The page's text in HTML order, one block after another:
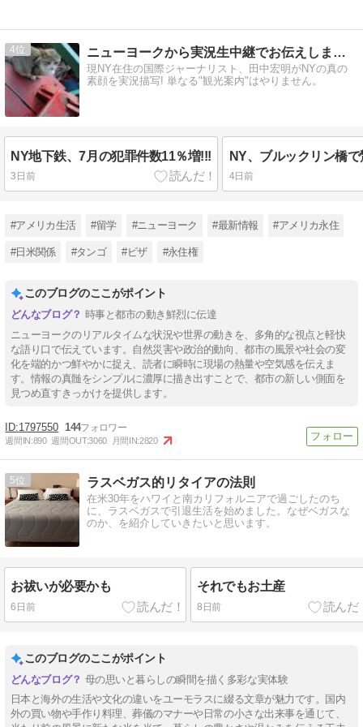
4 ニューヨークから実況生中継でお伝えします!!!
現NY在住の国際ジャーナリスト、田中宏明がNYの真の
素顔を実況描写! 単なる"観光案内"はやりません。
NY地下鉄、7月の犯罪件数11％増!!!
3日前
NY、ブルックリン橋
4日前
#アメリカ生活 #留学 #ニューヨーク #最新情報 #アメリカ永住
#日米関係 #タンゴ #ビザ #永住権
このブログのここがポイント
時事と都市の動き鮮烈に伝達
ニューヨークのリアルタイムな状況や世界の動きを、多角的な視点と軽快
な語り口で伝えています。自然災害や政治的動向、都市の風景や社会の変
化を端的かつ鮮やかに捉え、読者に瞬時に現場の熱量や空気感を伝えま
す。情報の真髄をシンプルに濃厚に描き出すことで、都市の新しい側面を
見つめ直すきっかけを提供します。
1797550 144
週間IN:890 週間OUT:3060 月間IN:2820
5 ラスベガス的リタイアの法則
在米30年をハワイと南カリフォルニアで過ごしたのち
に、ラスベガスで引退生活を始めました。なぜベガスな
のか、を紹介していきたいと思います。
お祓いが必要かも
6日前
それでもお土産
8日前
このブログのここがポイント
母の思いと暮らしの瞬間を描く多彩な実体験
日本と海外の生活や文化の違いをユーモラスに綴る文章が魅力です。国内
外の買い物や手作り料理、葬儀のマナーや日常の小さな出来事を通じて、